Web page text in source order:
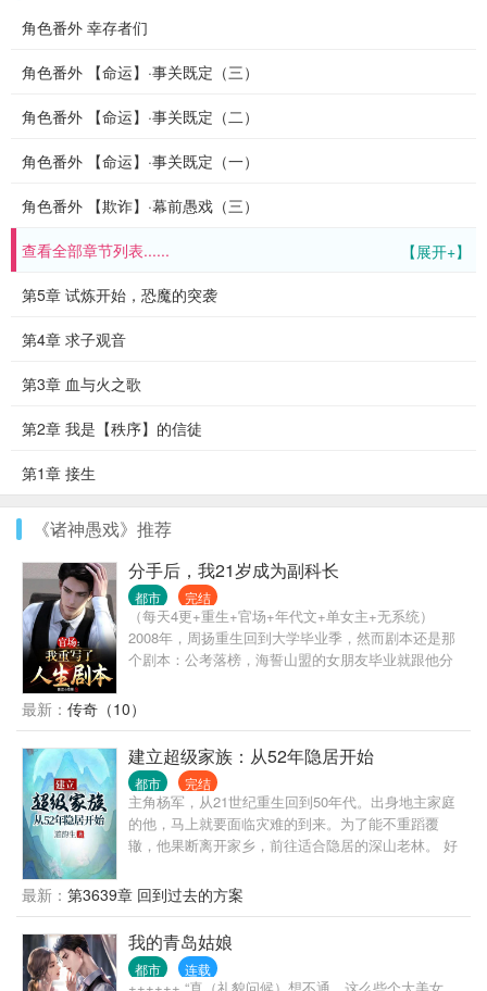
角色番外 幸存者们
角色番外 【命运】·事关既定（三）
角色番外 【命运】·事关既定（二）
角色番外 【命运】·事关既定（一）
角色番外 【欺诈】·幕前愚戏（三）
【展开+】
查看全部章节列表......
第5章 试炼开始，恐魔的突袭
第4章 求子观音
第3章 血与火之歌
第2章 我是【秩序】的信徒
第1章 接生
《诸神愚戏》推荐
分手后，我21岁成为副科长
都市 完结
（每天4更+重生+官场+年代文+单女主+无系统）
2008年，周扬重生回到大学毕业季，然而剧本还是那
个剧本：公考落榜，海誓山盟的女朋友毕业就跟他分
占尽先机的周扬却变得不再茫然，因为他清楚，尽管
眼前的起点很低，但是青云大道却尽在眼前……这一
次，他要勇攀高峰，登临权位。
最新： 传奇（10）
建立超级家族：从52年隐居开始
都市 完结
主角杨军，从21世纪重生回到50年代。出身地主家庭
的他，马上就要面临灾难的到来。为了能不重蹈覆
辙，他果断离开家乡，前往适合隐居的深山老林。 好
居地点的路上，他依靠金手指搜集各种物资和学习各
种技能，最终在三国边境隐居生活。 建设房屋，饲养
牲畜，种植作物，还要每天烧砖瓦，烧木炭，奇迹般
的建立起了一个庞大的私人庄园。 在这个过程中，庄
园里的家人逐渐增多，儿女成群。 21世纪后，一个庞
最新： 第3639章 回到过去的方案
我的青岛姑娘
都市 连载